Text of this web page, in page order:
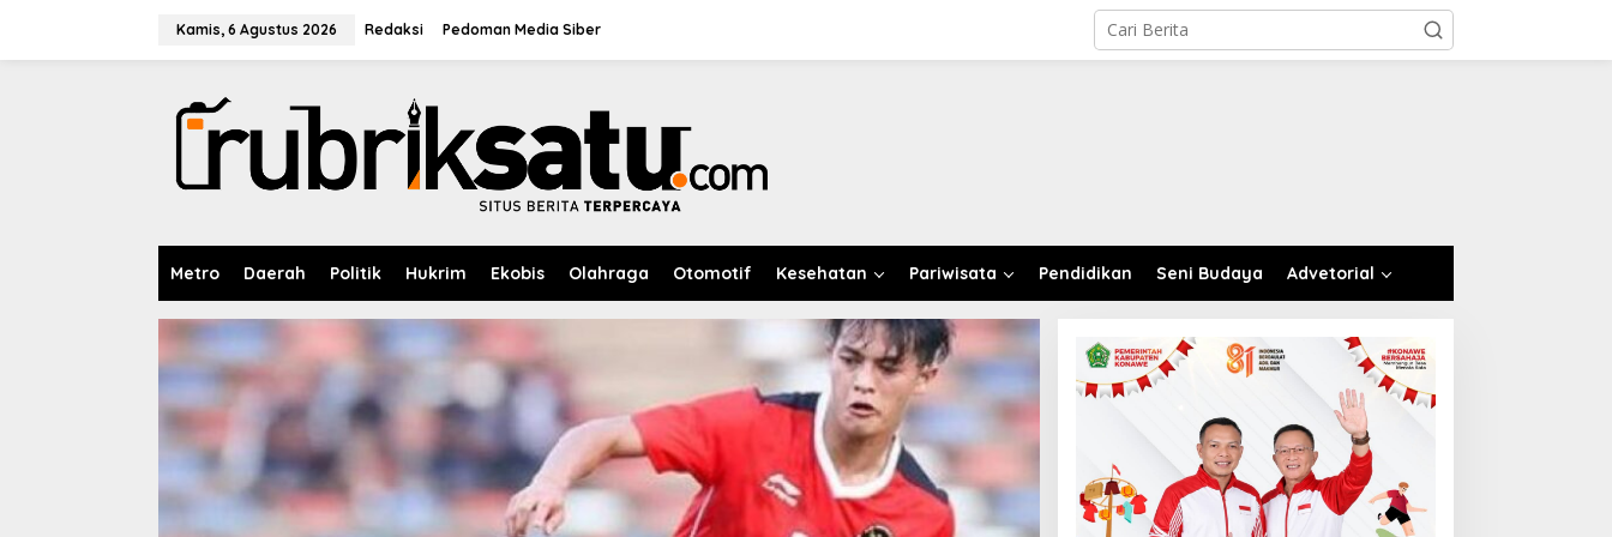
Kamis, 6 Agustus 2026 Redaksi Pedoman Media Siber
Metro Daerah Politik Hukrim Ekobis Olahraga Otomotif Kesehatan Pariwisata Pendidikan Seni Budaya Advetorial